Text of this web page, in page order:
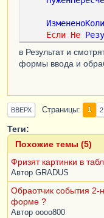
Если Не
Если
Тип("Строка")
СтруктураПоиска.
Объект.
ска);
Из
в Результат и
формы ввода и
ВВЕРХ Страницы 1 2
Теги:
Похожие темы (5)
Фризят картинки в
Автор GRADUS
Обраотчик события 2-
форме ?
Автор oooo800